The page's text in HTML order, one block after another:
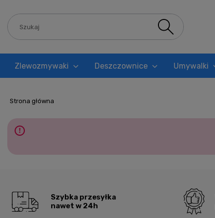
Zlewozmywaki Deszczownice Umywalki
Strona główna
Szybka przesyłka
nawet w 24h